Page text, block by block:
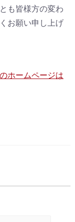
も皆様方の変わ
お願い申し上げ
ホームページは